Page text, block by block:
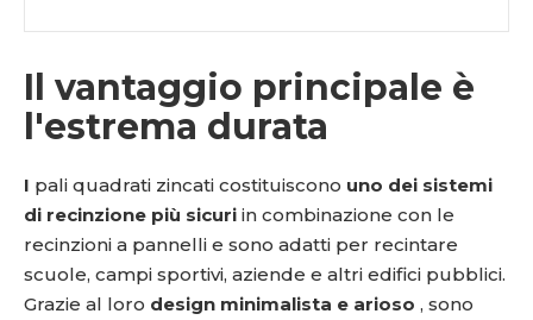
Il vantaggio principale è
l'estrema durata
I pali quadrati zincati costituiscono uno dei sistemi
di recinzione più sicuri in combinazione con le
recinzioni a pannelli e sono adatti per recintare
scuole, campi sportivi, aziende e altri edifici pubblici.
Grazie al loro design minimalista e arioso , sono